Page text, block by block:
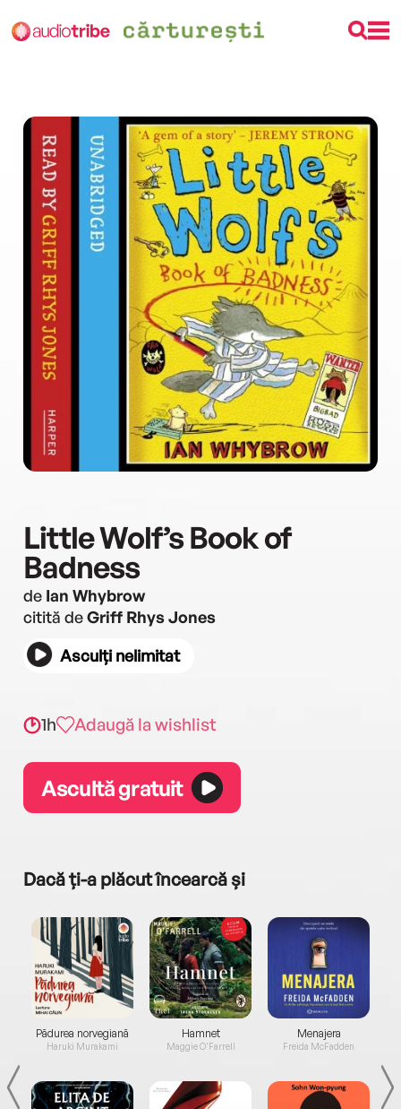
Little Wolf’s Book of
Badness
de Ian Whybrow
citită deGriff Rhys Jones
Asculți nelimitat
1h Adaugă la wishlist
Ascultă gratuit
Dacă ți-a plăcut încearcă și
Pădurea norvegiană
Haruki Murakami
Hamnet
Maggie O'Farrell
Menajera
Freida McFadden